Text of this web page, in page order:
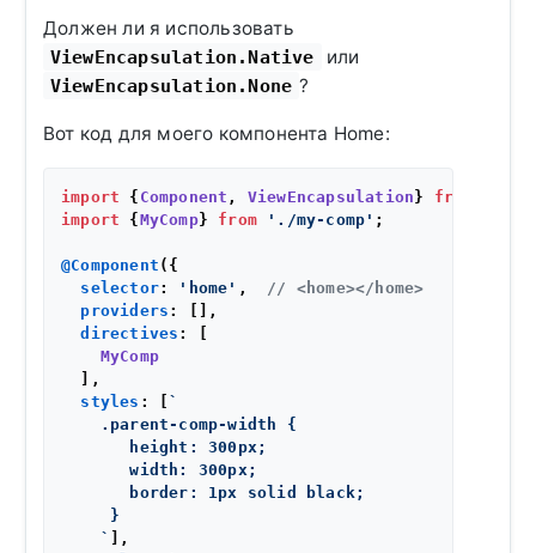
Должен ли я использовать
ViewEncapsulation.Native или
ViewEncapsulation.None ?
Вот код для моего компонента Home:
import { Component , ViewEncapsulation } from
import { MyComp} from './my-comp' ;
@Component ({
selector: 'home' ,
// <home></home>
providers : [],
directives : [
MyComp
  ],
styles : [ `
    .parent-comp-width {
       height: 300px;
       width: 300px;
       border: 1px solid black;
     }
    `
],